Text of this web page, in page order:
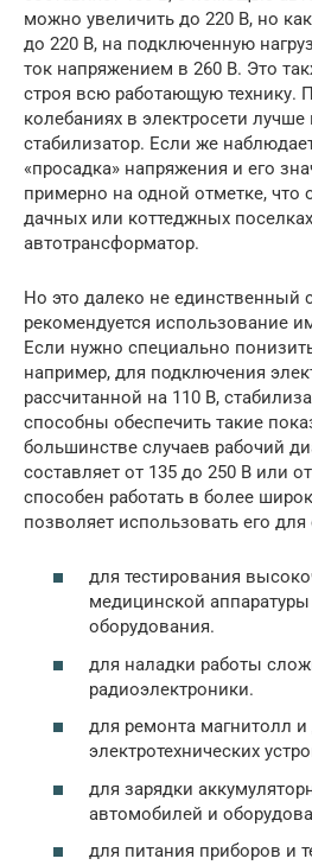
можно увеличить до 220 В, но
до 220 В, на подключенную
ток напряжением в 260 В. Это
строя всю работающую технику.
колебаниях в электросети
стабилизатор. Если же
«просадка» напряжения и его
примерно на одной отметке, что
дачных или коттеджных
автотрансформатор.
Но это далеко не единственный
рекомендуется использование
Если нужно специально
например, для подключения
рассчитанной на 110 В,
способны обеспечить такие
большинстве случаев рабочий
составляет от 135 до 250 В или
способен работать в более
позволяет использовать его
для тестирования
медицинской
оборудования.
для наладки работы
радиоэлектроники.
для ремонта магнитолл и
электротехнических
для зарядки
автомобилей и
для питания приборов и